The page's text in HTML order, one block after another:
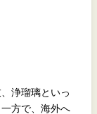
浄瑠璃といっ
方で、海外へ